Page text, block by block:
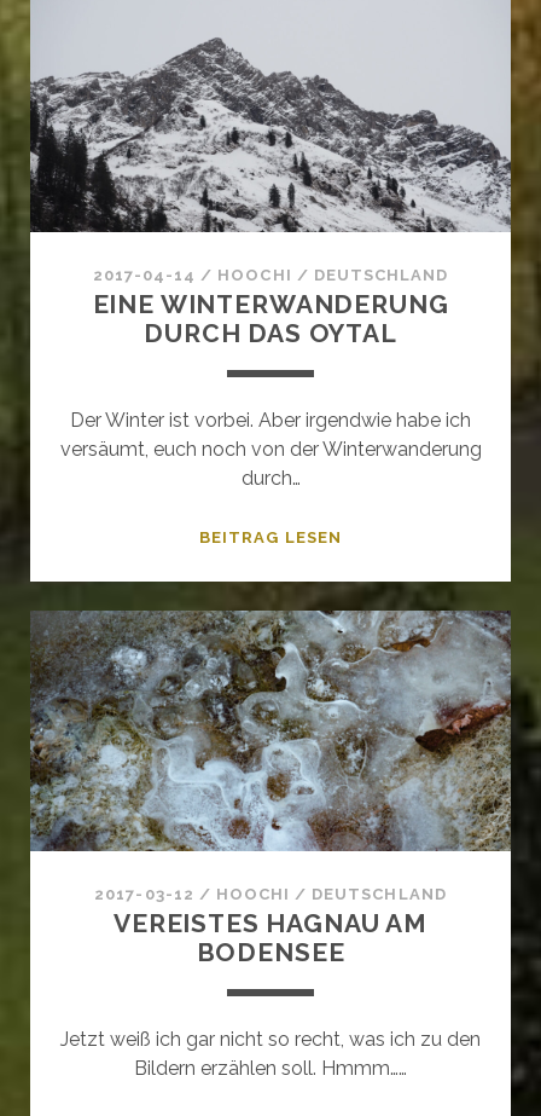
BIS
CORNWALL
2017-04-14 / HOOCHI / DEUTSCHLAND
EINE WINTERWANDERUNG
DURCH DAS OYTAL
Der Winter ist vorbei. Aber irgendwie habe ich
versäumt, euch noch von der Winterwanderung
durch…
BEITRAG LESEN
DAS
OYTAL
2017-03-12 / HOOCHI / DEUTSCHLAND
VEREISTES HAGNAU AM
BODENSEE
Jetzt weiß ich gar nicht so recht, was ich zu den
Bildern erzählen soll. Hmmm……